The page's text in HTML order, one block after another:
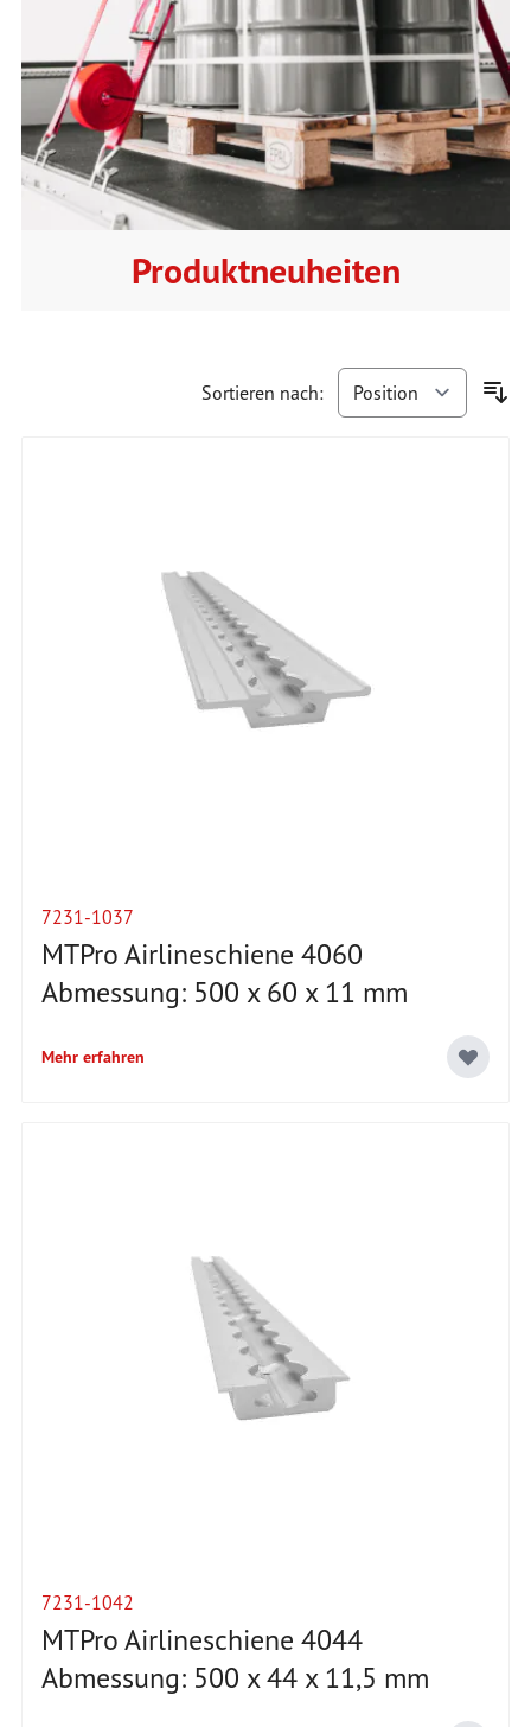
Produktneuheiten
Sortieren nach:
7231-1037
MTPro Airlineschiene 4060
Abmessung: 500 x 60 x 11 mm
Mehr erfahren
7231-1042
MTPro Airlineschiene 4044
Abmessung: 500 x 44 x 11,5 mm